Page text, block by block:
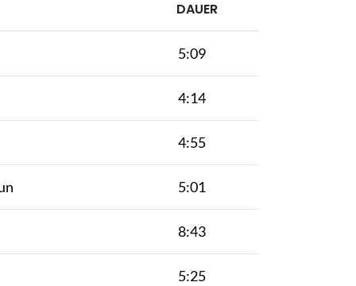
DAUER
5:09
4:14
4:55
5:01
8:43
5:25